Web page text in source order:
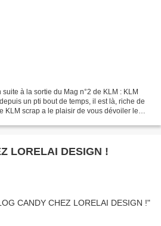
à la sortie du Mag n°2 de KLM : KLM
un pti bout de temps, il est là, riche de
KLM scrap a le plaisir de vous dévoiler le
LORELAI DESIGN !